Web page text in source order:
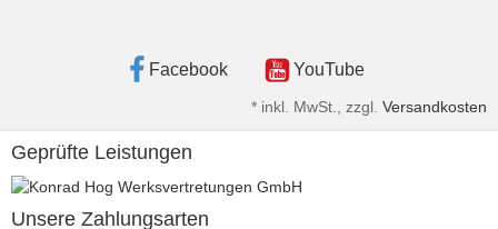
Facebook YouTube
* inkl. MwSt., zzgl. Versandkosten
Geprüfte Leistungen
Unsere Zahlungsarten